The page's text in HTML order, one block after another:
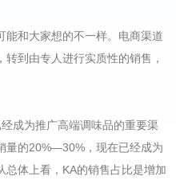
能和大家想的不一样。电商渠道
到由专人进行实质性的销售，
成为推广高端调味品的重要渠
量的20%―30%，现在已经成为
体上看，KA的销售占比是增加